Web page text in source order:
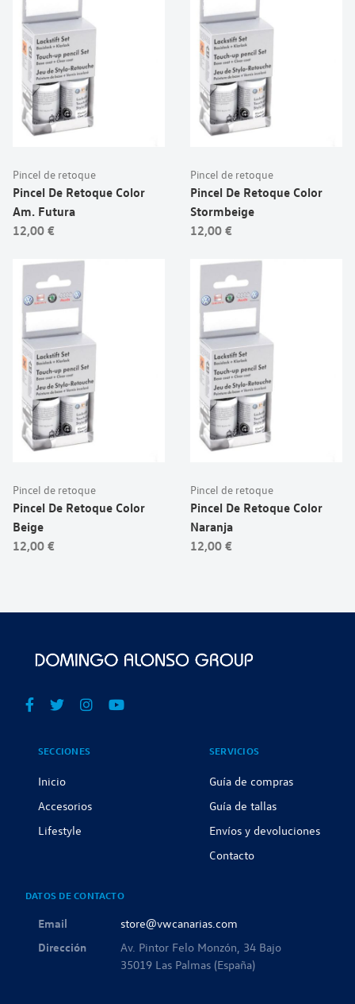
Pincel de retoque
Pincel De Retoque Color
Am. Futura
12,00 €
Pincel de retoque
Pincel De Retoque Color
Stormbeige
12,00 €
Pincel de retoque
Pincel De Retoque Color
Beige
12,00 €
Pincel de retoque
Pincel De Retoque Color
Naranja
12,00 €
SECCIONES
Inicio
Accesorios
Lifestyle
SERVICIOS
Guía de compras
Guía de tallas
Envíos y devoluciones
Contacto
DATOS DE CONTACTO
Email
store@vwcanarias.com
Dirección
Av. Pintor Felo Monzón, 34 Bajo
35019 Las Palmas (España)